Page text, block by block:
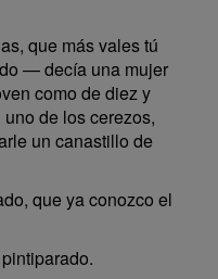
que más vales tú
— decía una mujer
como de diez y
de los cerezos,
un canastillo de
que ya conozco el